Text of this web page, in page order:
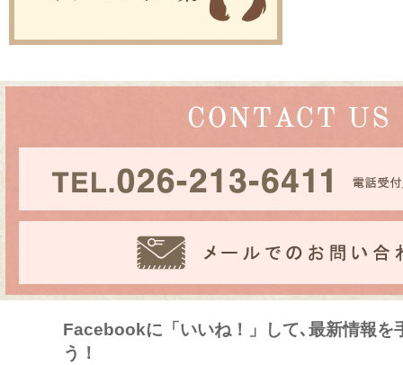
Facebookに「いいね！」して､最新情報を
う！